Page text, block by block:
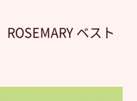
ROSEMARY ベスト